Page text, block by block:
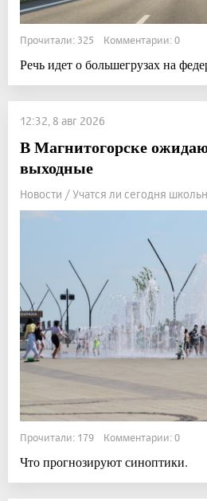
Прочитали: 325 Комментарии: 0
Речь идет о большегрузах на
12:32, 8 авг 2026
В Магнитогорске
выходные
Новости / Учатся ли сегодня
Прочитали: 179 Комментарии: 0
Что прогнозируют синоптики.